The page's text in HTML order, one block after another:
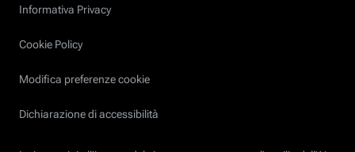
Informativa Privacy
Cookie Policy
Modifica preferenze cookie
Dichiarazione di accessibilità